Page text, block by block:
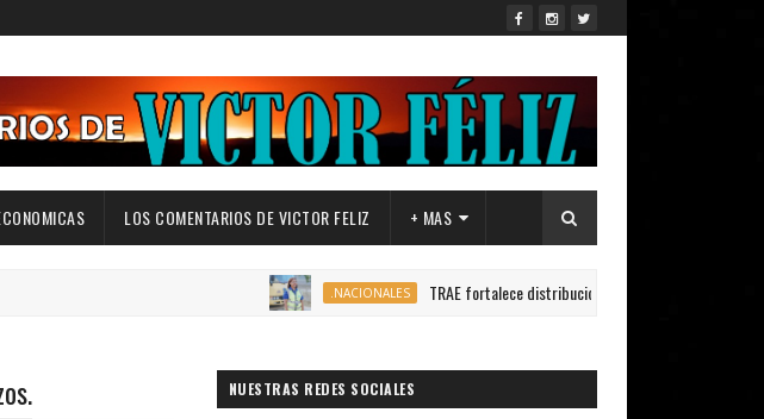
LOS COMENTARIOS DE VICTOR FELIZ + MAS
.NACIONALES TRAE fortalece distribución de autobuses en todo el país para
NUESTRAS REDES SOCIALES